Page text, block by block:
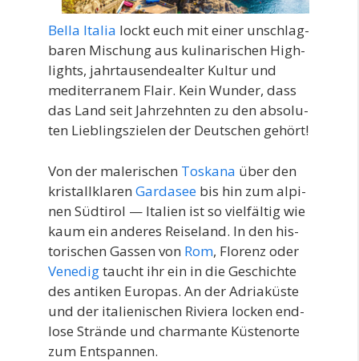
Bel­la Ita­lia lockt euch mit einer unschlag­
ba­ren Mischung aus kuli­na­ri­schen High­
lights, jahr­tau­sen­de­al­ter Kul­tur und
medi­ter­ra­nem Flair. Kein Wun­der, dass
das Land seit Jahr­zehn­ten zu den abso­lu­
ten Lieb­lings­zie­len der Deut­schen gehört!
Von der male­ri­schen Tos­ka­na über den
kris­tall­kla­ren Gar­da­see bis hin zum alpi­
nen Süd­ti­rol — Ita­li­en ist so viel­fäl­tig wie
kaum ein ande­res Rei­se­land. In den his­
to­ri­schen Gas­sen von Rom, Flo­renz oder
Vene­digtaucht ihr ein in die Geschich­te
des anti­ken Euro­pas. An der Adria­küs­te
und der ita­lie­ni­schen Rivie­ra locken end­
lo­se Strän­de und char­man­te Küs­ten­or­te
zum Entspannen.